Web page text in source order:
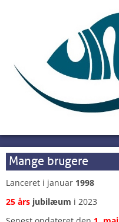
Mange brugere
Lanceret i januar 1998
25 års jubilæum i 2023